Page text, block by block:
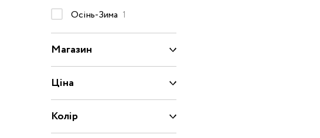
Туфлі
Взуття за розміром
16
21
Осінь-Зима 1
Магазин
Ціна
Колір